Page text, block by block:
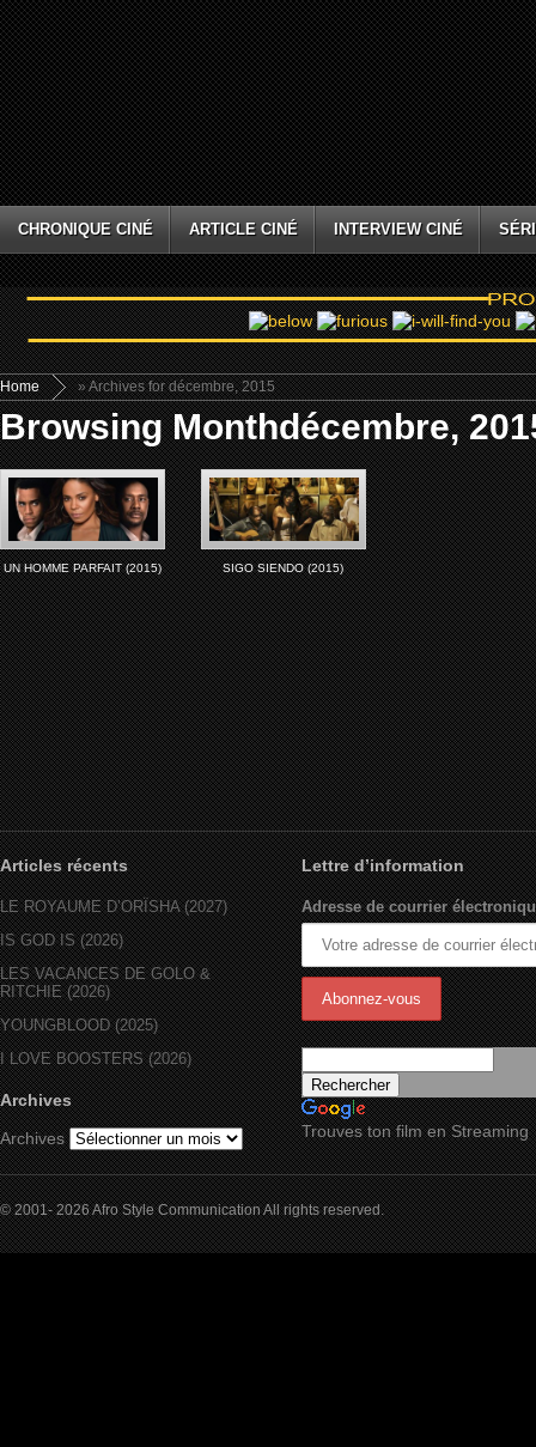
CHRONIQUE CINÉ ARTICLE CINÉ INTERVIEW CINÉ
Home » Archives for décembre, 2015
Browsing Monthdécembre,
UN HOMME PARFAIT (2015) SIGO SIENDO (2015)
Articles récents
LE ROYAUME D’ORÏSHA (2027)
IS GOD IS (2026)
LES VACANCES DE GOLO &
RITCHIE (2026)
YOUNGBLOOD (2025)
I LOVE BOOSTERS (2026)
Archives
Archives
Lettre d’information
Adresse de courrier
Trouves ton film en Streaming
© 2001- 2026 Afro Style Communication All rights reserved.